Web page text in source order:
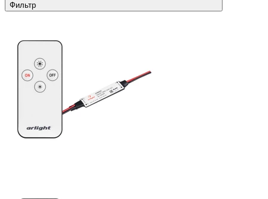
Фильтр